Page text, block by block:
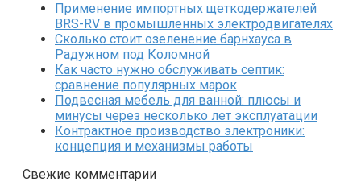
Применение импортных щеткодержателей
BRS-RV в промышленных электродвигателях
Сколько стоит озеленение барнхауса в
Радужном под Коломной
Как часто нужно обслуживать септик:
сравнение популярных марок
Подвесная мебель для ванной: плюсы и
минусы через несколько лет эксплуатации
Контрактное производство электроники:
концепция и механизмы работы
Свежие комментарии